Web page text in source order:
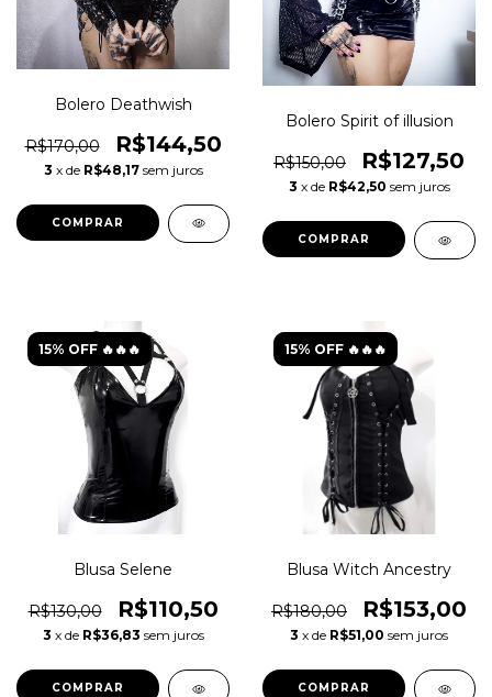
Bolero Deathwish
R$170,00 R$144,50
3 x de R$48,17 sem juros
COMPRAR
Bolero Spirit of illusion
R$150,00 R$127,50
3 x de R$42,50 sem juros
COMPRAR
15% OFF 🔥🔥🔥
Blusa Selene
R$130,00 R$110,50
3 x de R$36,83 sem juros
COMPRAR
15% OFF 🔥🔥🔥
Blusa Witch Ancestry
R$180,00 R$153,00
3 x de R$51,00 sem juros
COMPRAR